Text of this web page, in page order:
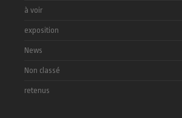
à voir
exposition
News
Non classé
retenus